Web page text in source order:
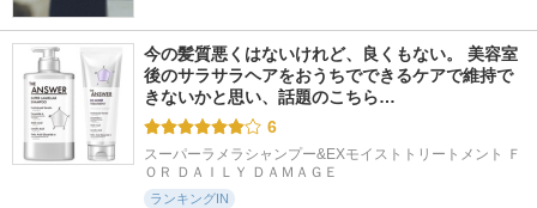
今の髪質悪くはないけれど、良くもない。 美容室
後のサラサラヘアをおうちでできるケアで維持で
きないかと思い、話題のこちら…
6
スーパーラメラシャンプー&EXモイストトリートメント Ｆ
ＯＲ ＤＡＩＬＹ ＤＡＭＡＧＥ
ランキングIN